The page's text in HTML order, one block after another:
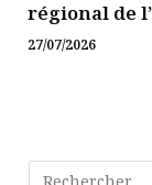
régional de
27/07/2026